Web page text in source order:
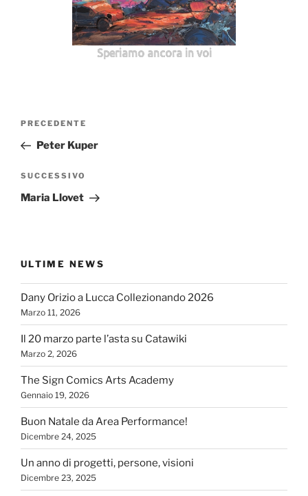
Speriamo ancora in voi
Navigazione
Articolo
precedente:
PRECEDENTE
Peter Kuper
Articolo
successivo
SUCCESSIVO
Maria Llovet
ULTIME NEWS
Dany Orizio a Lucca Collezionando 2026
Marzo 11, 2026
Il 20 marzo parte l’asta su Catawiki
Marzo 2, 2026
The Sign Comics Arts Academy
Gennaio 19, 2026
Buon Natale da Area Performance!
Dicembre 24, 2025
Un anno di progetti, persone, visioni
Dicembre 23, 2025